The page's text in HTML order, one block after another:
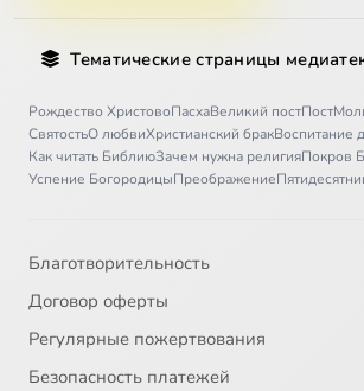
Тематические страницы
Рождество ХристовоПасхаВеликий постПост
СвятостьО любвиХристианский бракВоспитание
Как читать БиблиюЗачем нужна религияПокров
Успение БогородицыПреображение
Благотворительность
Договор оферты
Регулярные пожертвования
Безопасность платежей